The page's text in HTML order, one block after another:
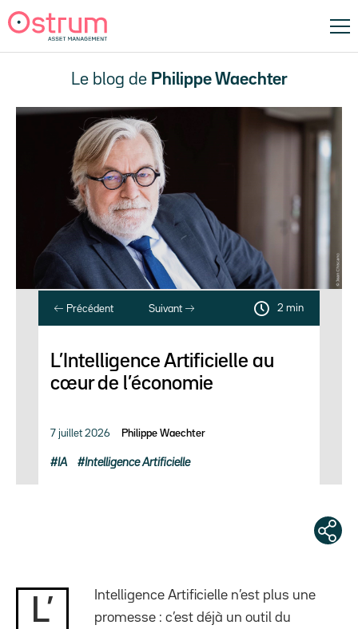
Le blog de Philippe Waechter
Précédent Suivant 2 min
L’Intelligence Artificielle au
cœur de l’économie
7 juillet 2026 Philippe Waechter
IA Intelligence Artificielle
L’
Intelligence Artificielle n’est plus une
promesse : c’est déjà un outil du